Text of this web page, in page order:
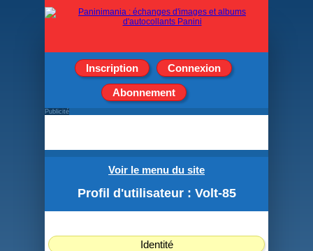
Inscription Connexion
Abonnement
Voir le menu du site
Profil d'utilisateur : Volt-85
Identité
Publicité